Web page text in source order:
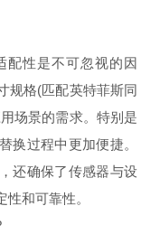
性是不可忽视的因
规格(匹配英特菲斯同
场景的需求。特别是
换过程中更加便捷。
还确保了传感器与设
和可靠性。